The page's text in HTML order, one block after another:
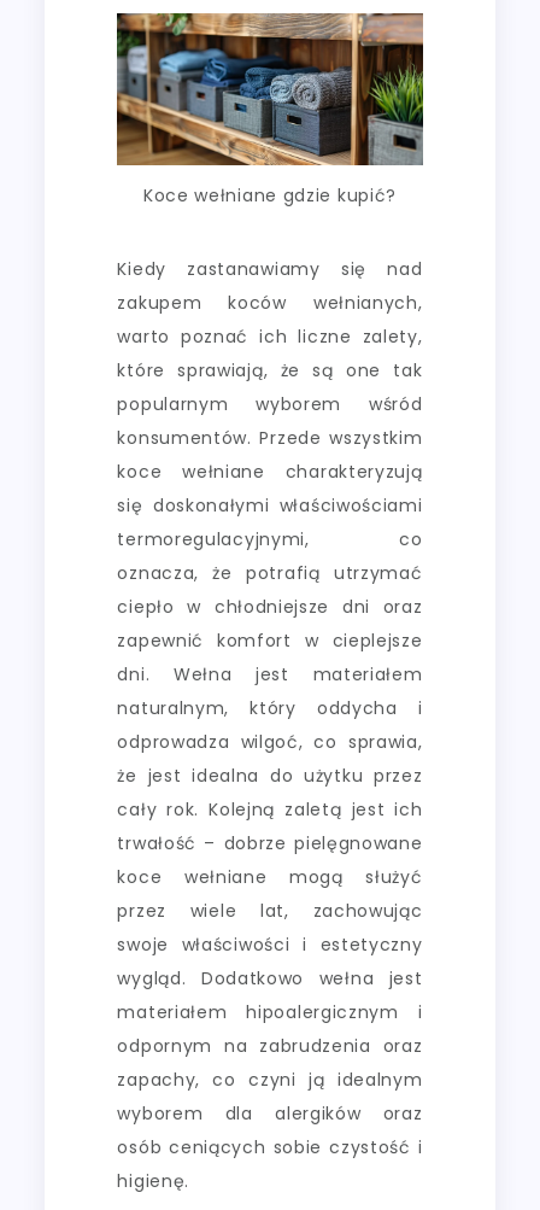
Koce wełniane gdzie kupić?
Kiedy zastanawiamy się nad
zakupem koców wełnianych,
warto poznać ich liczne zalety,
które sprawiają, że są one tak
popularnym wyborem wśród
konsumentów. Przede wszystkim
koce wełniane charakteryzują
się doskonałymi właściwościami
termoregulacyjnymi, co
oznacza, że potrafią utrzymać
ciepło w chłodniejsze dni oraz
zapewnić komfort w cieplejsze
dni. Wełna jest materiałem
naturalnym, który oddycha i
odprowadza wilgoć, co sprawia,
że jest idealna do użytku przez
cały rok. Kolejną zaletą jest ich
trwałość – dobrze pielęgnowane
koce wełniane mogą służyć
przez wiele lat, zachowując
swoje właściwości i estetyczny
wygląd. Dodatkowo wełna jest
materiałem hipoalergicznym i
odpornym na zabrudzenia oraz
zapachy, co czyni ją idealnym
wyborem dla alergików oraz
osób ceniących sobie czystość i
higienę.